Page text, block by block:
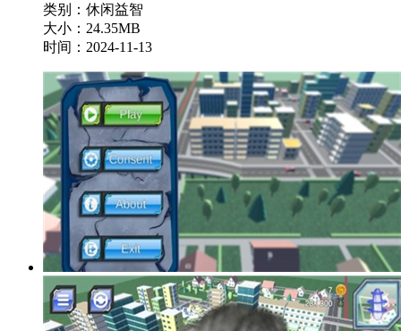
类别：休闲益智
大小：24.35MB
时间：2024-11-13